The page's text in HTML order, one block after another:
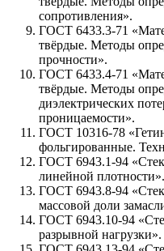
сопротивления».
ГОСТ 6433.3-71
твёрдые. Методы
прочности».
ГОСТ 6433.4-71
твёрдые. Методы
диэлектрических
проницаемости».
ГОСТ 10316-78
фольгированные.
ГОСТ 6943.1-94
линейной плотности».
ГОСТ 6943.8-94
массовой доли
ГОСТ 6943.10-94
разрывной нагрузки».